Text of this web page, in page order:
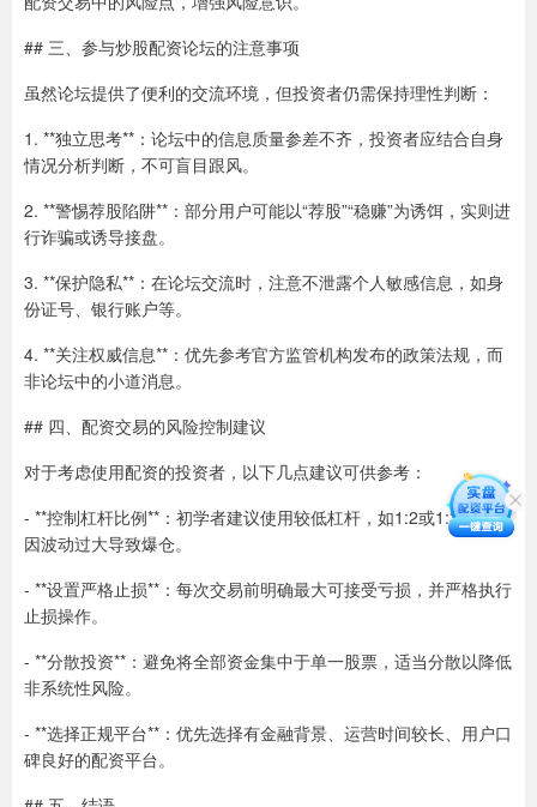
## 三、参与炒股配资论坛的注意事项
虽然论坛提供了便利的交流环境，但投资者仍需保持理性判断：
1. **独立思考**：论坛中的信息质量参差不齐，投资者应结合自身
情况分析判断，不可盲目跟风。
2. **警惕荐股陷阱**：部分用户可能以“荐股”“稳赚”为诱饵，实则进
行诈骗或诱导接盘。
3. **保护隐私**：在论坛交流时，注意不泄露个人敏感信息，如身
份证号、银行账户等。
4. **关注权威信息**：优先参考官方监管机构发布的政策法规，而
非论坛中的小道消息。
## 四、配资交易的风险控制建议
对于考虑使用配资的投资者，以下几点建议可供参考：
- **控制杠杆比例**：初学者建议使用较低杠杆，如1:2或1:3，避免
因波动过大导致爆仓。
- **设置严格止损**：每次交易前明确最大可接受亏损，并严格执行
止损操作。
- **分散投资**：避免将全部资金集中于单一股票，适当分散以降低
非系统性风险。
- **选择正规平台**：优先选择有金融背景、运营时间较长、用户口
碑良好的配资平台。